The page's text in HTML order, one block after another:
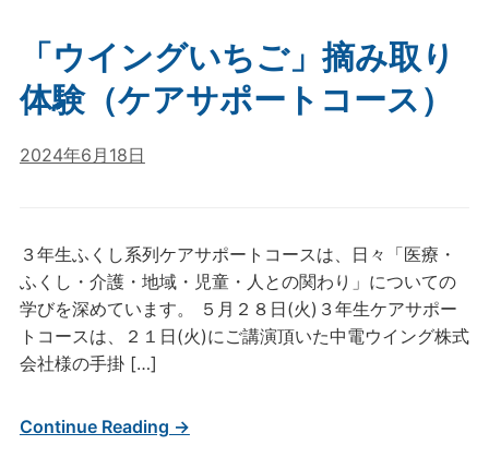
「ウイングいちご」摘み取り
体験（ケアサポートコース）
2024年6月18日
３年生ふくし系列ケアサポートコースは、日々「医療・
ふくし・介護・地域・児童・人との関わり」についての
学びを深めています。 ５月２８日(火)３年生ケアサポー
トコースは、２１日(火)にご講演頂いた中電ウイング株式
会社様の手掛 […]
Continue Reading →